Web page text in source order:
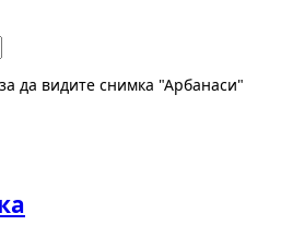
да видите снимка "Арбанаси"